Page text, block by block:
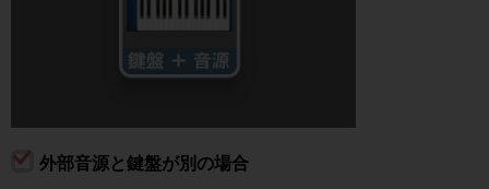
外部音源と鍵盤が別の場合